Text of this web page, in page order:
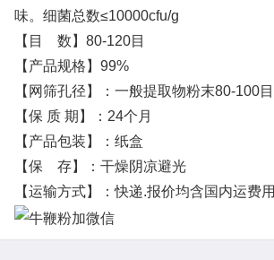
味。细菌总数≤10000cfu/g
【目 数】80-120目
【产品规格】99%
【网筛孔径】：一般提取物粉末80-100目
【保 质 期】：24个月
【产品包装】：纸盒
【保 存】：干燥阴凉避光
【运输方式】：快递.报价均含国内运费用